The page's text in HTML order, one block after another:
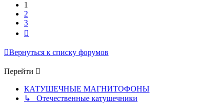
1
2
3
Вернуться к списку форумов
Перейти
КАТУШЕЧНЫЕ МАГНИТОФОНЫ
↳ Отечественные катушечники